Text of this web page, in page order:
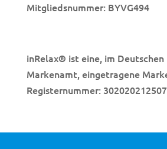
Mitgliedsnummer: BYVG494
inRelax® ist eine, im
Markenamt, eingetragene
Registernummer: 302020212507